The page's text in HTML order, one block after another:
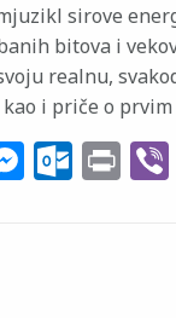
sirove
bitova i
realnu,
i priče o